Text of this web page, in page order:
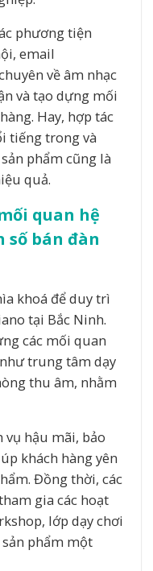
phương tiện
email
về âm nhạc
và tạo dựng mối
Hay, hợp tác
tiếng trong và
phẩm cũng là
quả.
quan hệ
số bán đàn
khoá để duy trì
tại Bắc Ninh.
các mối quan
trung tâm dạy
thu âm, nhằm
vụ hậu mãi, bảo
khách hàng yên
Đồng thời, các
gia các hoạt
lớp dạy chơi
phẩm một